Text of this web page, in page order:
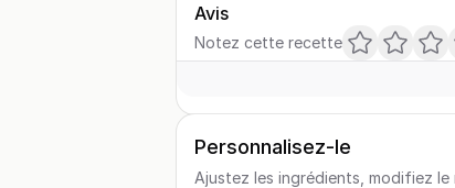
Avis
Notez cette recette
Personnalisez-le
Ajustez les ingrédients, modifiez